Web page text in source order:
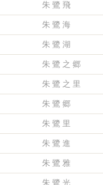
朱 鷺 飛
朱 鷺 海
朱 鷺 湖
朱 鷺 之 郷
朱 鷺 之 里
朱 鷺 郷
朱 鷺 里
朱 鷺 進
朱 鷺 雅
朱 鷺 光